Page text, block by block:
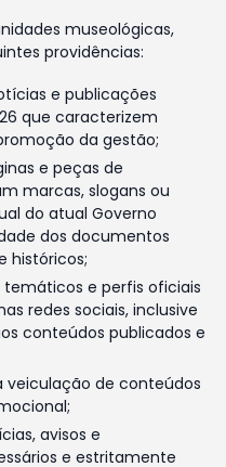
museológicas,
providências:
e publicações
que caracterizem
da gestão;
e peças de
marcas, slogans ou
do atual Governo
dos documentos
históricos;
e perfis oficiais
redes sociais, inclusive
conteúdos publicados e
veiculação de conteúdos
avisos e
e estritamente